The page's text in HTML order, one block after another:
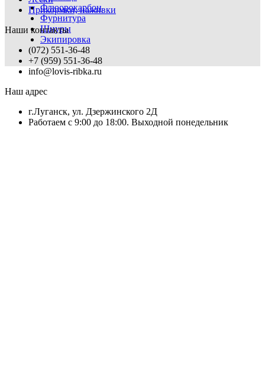
Флюорокарбон
Фурнитура
Шнуры
Экипировка
Прикормки, наживки
Наши контакты
(072) 551-36-48
+7 (959) 551-36-48
info@lovis-ribka.ru
Наш адрес
г.Луганск, ул. Дзержинского 2Д
Работаем с 9:00 до 18:00. Выходной понедельник